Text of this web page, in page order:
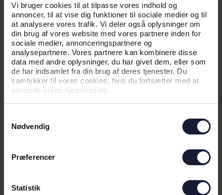
Vi bruger cookies til at tilpasse vores indhold og
annoncer, til at vise dig funktioner til sociale medier og til
at analysere vores trafik. Vi deler også oplysninger om
din brug af vores website med vores partnere inden for
sociale medier, annonceringspartnere og
analysepartnere. Vores partnere kan kombinere disse
data med andre oplysninger, du har givet dem, eller som
de har indsamlet fra din brug af deres tjenester. Du
samtykker til vores cookies, hvis du fortsætter med at
anvende vores hjemmeside.
Nødvendig
Præferencer
Statistik
NYHED
VIBORG FF